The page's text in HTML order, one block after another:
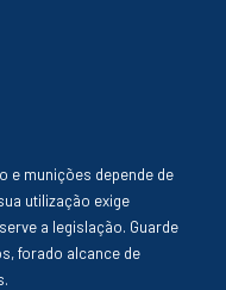
e munições depende de
utilização exige
a legislação. Guarde
forado alcance de